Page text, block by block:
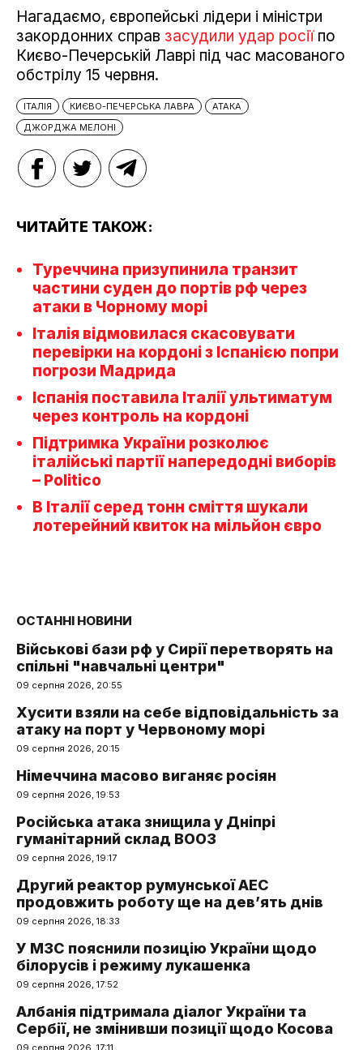
Нагадаємо, європейські лідери і міністри
закордонних справ засудили удар росіїпо
Києво-Печерській Лаврі під час масованого
обстрілу 15 червня.
ІТАЛІЯ КИЄВО-ПЕЧЕРСЬКА ЛАВРА
АТАКА
ДЖОРДЖА МЕЛОНІ
ЧИТАЙТЕ ТАКОЖ:
Туреччина призупинила транзит
частини суден до портів рф через
атаки в Чорному морі
Італія відмовилася скасовувати
перевірки на кордоні з Іспанією попри
погрози Мадрида
Іспанія поставила Італії ультиматум
через контроль на кордоні
Підтримка України розколює
італійські партії напередодні виборів
– Politico
В Італії серед тонн сміття шукали
лотерейний квиток на мільйон євро
ОСТАННІ НОВИНИ
Військові бази рф у Сирії перетворять на
спільні "навчальні центри"
09 серпня 2026, 20:55
Хусити взяли на себе відповідальність за
атаку на порт у Червоному морі
09 серпня 2026, 20:15
Німеччина масово виганяє росіян
09 серпня 2026, 19:53
Російська атака знищила у Дніпрі
гуманітарний склад ВООЗ
09 серпня 2026, 19:17
Другий реактор румунської АЕС
продовжить роботу ще на дев’ять днів
09 серпня 2026, 18:33
У МЗС пояснили позицію України щодо
білорусів і режиму лукашенка
09 серпня 2026, 17:52
Албанія підтримала діалог України та
Сербії, не змінивши позиції щодо Косова